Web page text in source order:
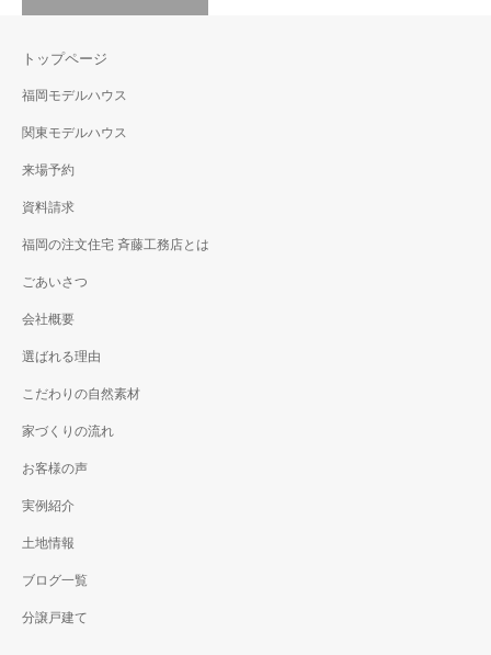
トップページ
福岡モデルハウス
関東モデルハウス
来場予約
資料請求
福岡の注文住宅 斉藤工務店とは
ごあいさつ
会社概要
選ばれる理由
こだわりの自然素材
家づくりの流れ
お客様の声
実例紹介
土地情報
ブログ一覧
分譲戸建て